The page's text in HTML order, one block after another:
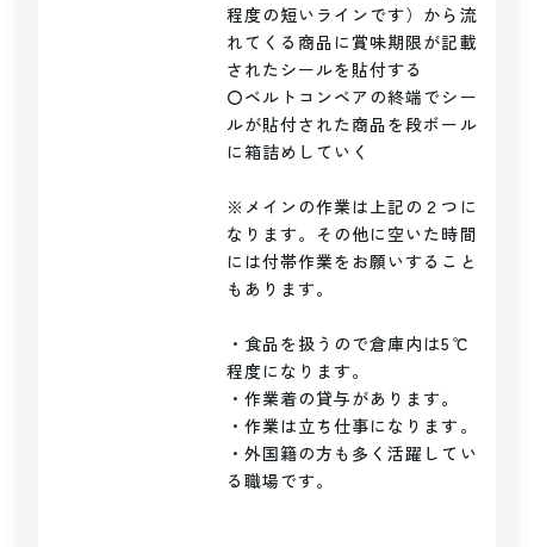
程度の短いラインです）から流
れてくる商品に賞味期限が記載
されたシールを貼付する
〇ベルトコンベアの終端でシー
ルが貼付された商品を段ボール
に箱詰めしていく
※メインの作業は上記の２つに
なります。その他に空いた時間
には付帯作業をお願いすること
もあります。
・食品を扱うので倉庫内は5℃
程度になります。
・作業着の貸与があります。
・作業は立ち仕事になります。
・外国籍の方も多く活躍してい
る職場です。